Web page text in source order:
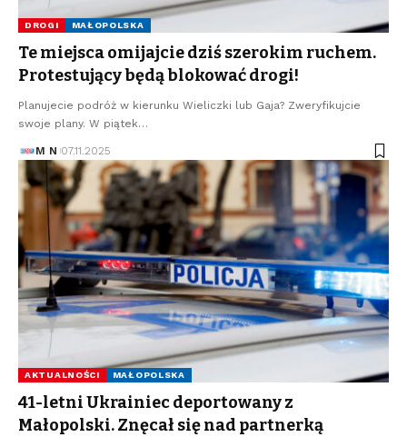
DROGI MAŁOPOLSKA
Te miejsca omijajcie dziś szerokim ruchem.
Protestujący będą blokować drogi!
Planujecie podróż w kierunku Wieliczki lub Gaja? Zweryfikujcie
swoje plany. W piątek…
M N 07.11.2025
AKTUALNOŚCI MAŁOPOLSKA
41-letni Ukrainiec deportowany z
Małopolski. Znęcał się nad partnerką